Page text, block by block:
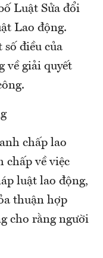
Luật Sửa đổi
Lao động.
số điều của
về giải quyết
chấp lao
chấp về việc
luật lao động,
thuận hợp
cho rằng người